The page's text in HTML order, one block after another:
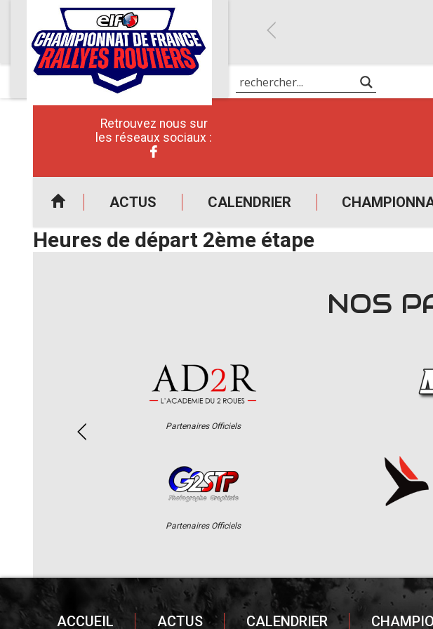
Retrouvez nous sur
les réseaux sociaux :
ACTUS CALENDRIER
Heures de départ 2ème étape
NOS
Partenaires Officiels
Partenaires Officiels
ACCUEIL ACTUS CALENDRIER